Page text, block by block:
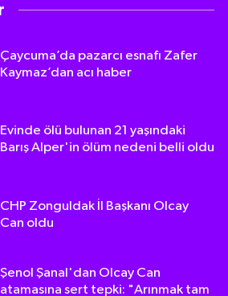
Çaycuma’da pazarcı esnafı Zafer
Kaymaz’dan acı haber
Evinde ölü bulunan 21 yaşındaki
Barış Alper'in ölüm nedeni belli oldu
CHP Zonguldak İl Başkanı Olcay
Can oldu
Şenol Şanal'dan Olcay Can
atamasına sert tepki: "Arınmak tam